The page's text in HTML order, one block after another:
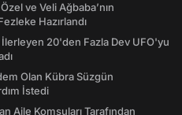
ve Veli Ağbaba’nın
Hazırlandı
İlerleyen 20'den Fazla Dev UFO'yu
Olan Kübra Süzgün
İstedi
Aile Komşuları Tarafından